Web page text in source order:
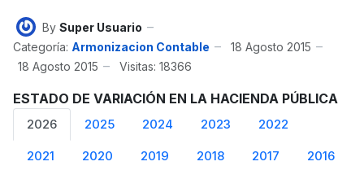
By Super Usuario
Categoría: Armonizacion Contable
18 Agosto 2015
18 Agosto 2015
Visitas: 18366
ESTADO DE VARIACIÓN EN LA HACIENDA PÚBLICA
2026 2025 2024 2023 2022
2021 2020 2019 2018 2017 2016